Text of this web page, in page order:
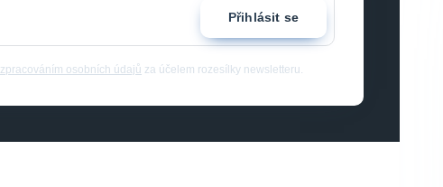
Přihlásit se
zpracováním osobních údajů za účelem rozesílky newsletteru.